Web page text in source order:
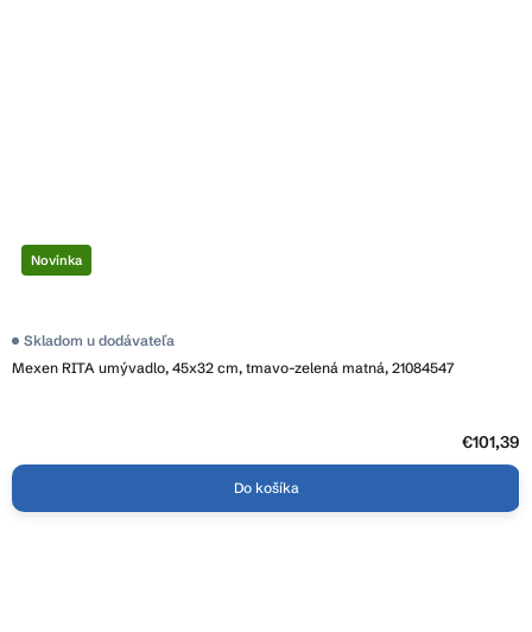
Novinka
Mexen RITA umývadlo, 45x32 cm, tmavo-zelená matná, 21084547
Skladom u dodávateľa
€101,39
Do košíka